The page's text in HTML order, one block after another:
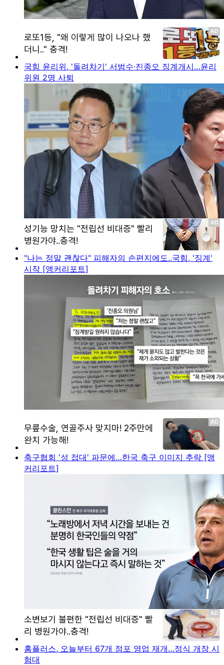
국힘 윤리위, '돌려차기' 서범수·진종오 징계개시…윤리
위원 2명 사퇴
"나는 정말 괜찮다" 피해자의 손편지에도..국힘, '징계'
시작 [앵커리포트]
축구협회 '성 접대' 파문에…한국 축구 이미지 추락 [앵
커리포트]
홈플러스, 오늘부터 67개 점포 영업 재개…정식 개장 시
험대